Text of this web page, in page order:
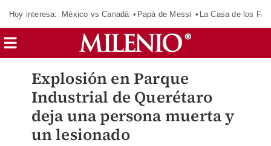
Hoy interesa: México vs Canadá Papá de Messi La Casa de los
Explosión en Parque
Industrial de Querétaro
deja una persona muerta y
un lesionado